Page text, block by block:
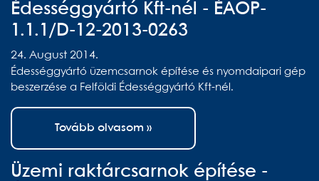
Édességgyártó Kft-nél - ÉAOP-
1.1.1/D-12-2013-0263
24. August 2014.
Édességgyártó üzemcsarnok építése és nyomdaipari gép
beszerzése a Felföldi Édességgyártó Kft-nél.
Tovább olvasom »
Üzemi raktárcsarnok építése -